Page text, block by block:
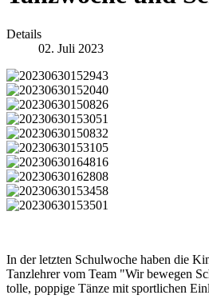
Details
02. Juli 2023
In der letzten Schulwoche haben die
Tanzlehrer vom Team "Wir bewegen
tolle, poppige Tänze mit sportlichen